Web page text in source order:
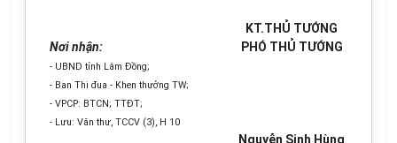
Nơi nhận:
- UBND tỉnh Lâm Đồng;
- Ban Thi đua - Khen thưởng TW;
- VPCP: BTCN; TTĐT;
- Lưu: Văn thư, TCCV (3), H 10
KT.THỦ TƯỚNG
PHÓ THỦ TƯỚNG
Nguyễn Sinh Hùng